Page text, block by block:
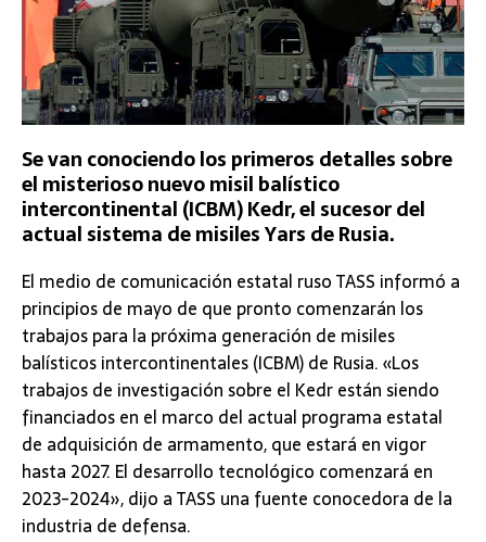
Se van conociendo los primeros detalles sobre
el misterioso nuevo misil balístico
intercontinental (ICBM) Kedr, el sucesor del
actual sistema de misiles Yars de Rusia.
El medio de comunicación estatal ruso TASS informó a
principios de mayo de que pronto comenzarán los
trabajos para la próxima generación de misiles
balísticos intercontinentales (ICBM) de Rusia. «Los
trabajos de investigación sobre el Kedr están siendo
financiados en el marco del actual programa estatal
de adquisición de armamento, que estará en vigor
hasta 2027. El desarrollo tecnológico comenzará en
2023-2024», dijo a TASS una fuente conocedora de la
industria de defensa.